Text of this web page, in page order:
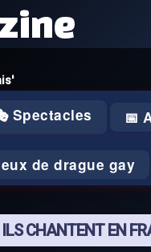
Spectacles 📅
de drague gay
CHANTENT EN